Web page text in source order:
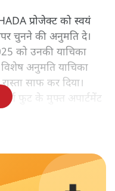
प्रोजेक्ट को स्वयं
चुनने की अनुमति दे।
को उनकी याचिका
अनुमति याचिका
साफ कर दिया।
वर्ग फुट के मुफ्त अपार्टमेंट